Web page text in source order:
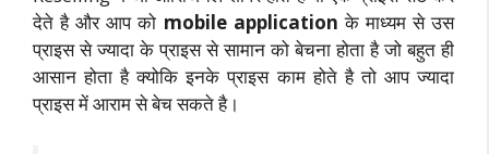
देते है और आप को mobile application के माध्यम से उस
प्राइस से ज्यादा के प्राइस से सामान को बेचना होता है जो बहुत ही
आसान होता है क्योकि इनके प्राइस काम होते है तो आप ज्यादा
प्राइस में आराम से बेच सकते है।